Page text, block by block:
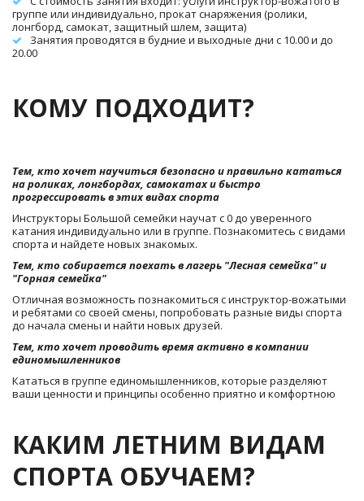
группе или индивидуально, прокат снаряжения (ролики,
лонгборд, самокат, защитный шлем, защита)
Занятия проводятся в будние и выходные дни с 10.00 и до
20.00
КОМУ ПОДХОДИТ?
Тем, кто хочет научиться безопасно и правильно кататься
на роликах, лонгбордах, самокатах и быстро
прогрессировать в этих видах спорта
Инструкторы Большой семейки научат с 0 до уверенного
катания индивидуально или в группе. Познакомитесь с видами
спорта и найдете новых знакомых.
Тем, кто собирается поехать в лагерь "Лесная семейка" и
"Горная семейка"
Отличная возможность познакомиться с инструктор-вожатыми
и ребятами со своей смены, попробовать разные виды спорта
до начала смены и найти новых друзей.
Тем, кто хочет проводить время активно в компании
единомышленников
Кататься в группе единомышленников, которые разделяют
ваши ценности и принципы особенно приятно и комфортною
КАКИМ ЛЕТНИМ ВИДАМ
СПОРТА ОБУЧАЕМ?